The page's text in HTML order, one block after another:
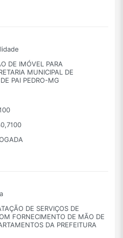
DE IMÓVEL PARA
MUNICIPAL DE
PAI PEDRO-MG
DE SERVIÇOS DE
FORNECIMENTO DE MÃO DE
DA PREFEITURA